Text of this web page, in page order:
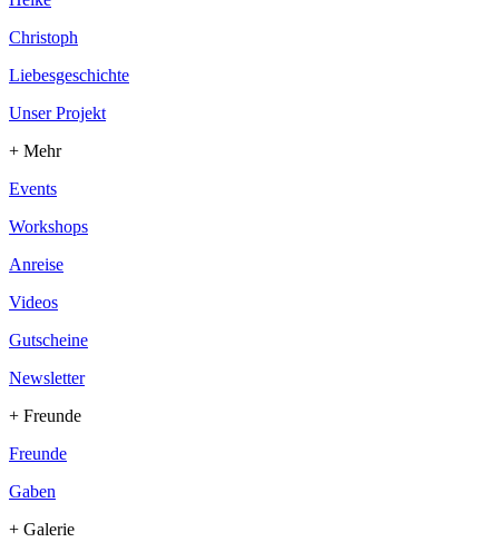
Christoph
Liebesgeschichte
Unser Projekt
+ Mehr
Events
Workshops
Anreise
Videos
Gutscheine
Newsletter
+ Freunde
Freunde
Gaben
+ Galerie